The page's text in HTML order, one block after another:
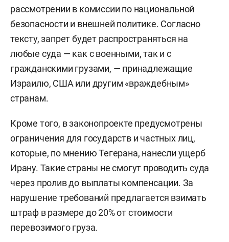
рассмотрении в комиссии по национальной
безопасности и внешней политике. Согласно
тексту, запрет будет распространяться на
любые суда — как с военными, так и с
гражданскими грузами, — принадлежащие
Израилю, США или другим «враждебным»
странам.
Кроме того, в законопроекте предусмотрены
ограничения для государств и частных лиц,
которые, по мнению Тегерана, нанесли ущерб
Ирану. Такие страны не смогут проводить суда
через пролив до выплаты компенсации. За
нарушение требований предлагается взимать
штраф в размере до 20% от стоимости
перевозимого груза.